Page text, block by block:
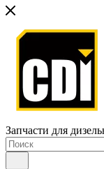
Запчасти для